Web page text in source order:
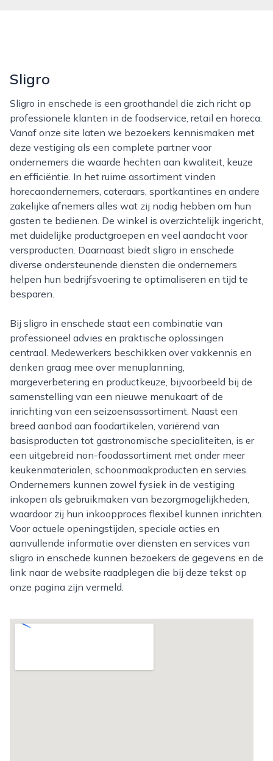
Sligro
Sligro in enschede is een groothandel die zich richt op
professionele klanten in de foodservice, retail en horeca.
Vanaf onze site laten we bezoekers kennismaken met
deze vestiging als een complete partner voor
ondernemers die waarde hechten aan kwaliteit, keuze
en efficiëntie. In het ruime assortiment vinden
horecaondernemers, cateraars, sportkantines en andere
zakelijke afnemers alles wat zij nodig hebben om hun
gasten te bedienen. De winkel is overzichtelijk ingericht,
met duidelijke productgroepen en veel aandacht voor
versproducten. Daarnaast biedt sligro in enschede
diverse ondersteunende diensten die ondernemers
helpen hun bedrijfsvoering te optimaliseren en tijd te
besparen.
Bij sligro in enschede staat een combinatie van
professioneel advies en praktische oplossingen
centraal. Medewerkers beschikken over vakkennis en
denken graag mee over menuplanning,
margeverbetering en productkeuze, bijvoorbeeld bij de
samenstelling van een nieuwe menukaart of de
inrichting van een seizoensassortiment. Naast een
breed aanbod aan foodartikelen, variërend van
basisproducten tot gastronomische specialiteiten, is er
een uitgebreid non-foodassortiment met onder meer
keukenmaterialen, schoonmaakproducten en servies.
Ondernemers kunnen zowel fysiek in de vestiging
inkopen als gebruikmaken van bezorgmogelijkheden,
waardoor zij hun inkoopproces flexibel kunnen inrichten.
Voor actuele openingstijden, speciale acties en
aanvullende informatie over diensten en services van
sligro in enschede kunnen bezoekers de gegevens en de
link naar de website raadplegen die bij deze tekst op
onze pagina zijn vermeld.